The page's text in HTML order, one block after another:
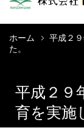
ホーム
平成２
た。
平成２９
育を実施